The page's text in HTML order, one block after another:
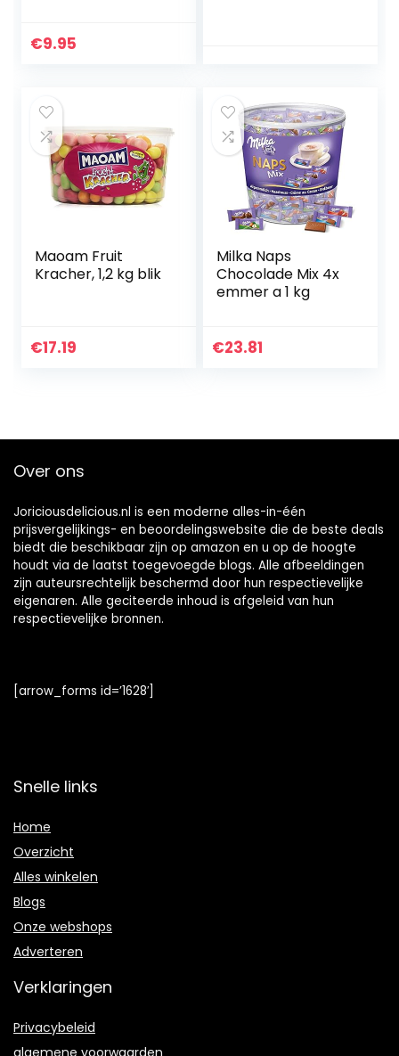
€9.95
originele
hartvormige
chocolaatjes om
weg te geven,
33×30 cm
Maoam Fruit
Kracher, 1,2 kg blik
€17.19
Milka Naps
Chocolade Mix 4x
emmer a 1 kg
€23.81
Over ons
Joriciousdelicious.nl is een moderne alles-in-één
prijsvergelijkings- en beoordelingswebsite die de beste deals
biedt die beschikbaar zijn op amazon en u op de hoogte
houdt via de laatst toegevoegde blogs. Alle afbeeldingen
zijn auteursrechtelijk beschermd door hun respectievelijke
eigenaren. Alle geciteerde inhoud is afgeleid van hun
respectievelijke bronnen.
[arrow_forms id=’1628′]
Snelle links
Home
Overzicht
Alles winkelen
Blogs
Onze webshops
Adverteren
Verklaringen
Privacybeleid